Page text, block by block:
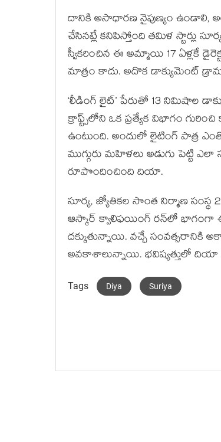
దానికి అసాధారణ నైపుణ్యం ఉండాలి,
చేసినట్లే కనిపిస్తోంది తమిళ స్టార్లు
స్వీకరించిన ఈ అమ్మాయి 17 ఏళ్లకే
మాత్రం కాదు. అదొక డాక్యుమెంట్
‘లీడింగ్ లైట్’ పేరుతో 13 నిమిషాల
క్రాఫ్ట్స్‌లోని ఒక ప్రత్యేక విభాగం
ఉంటుంది. అందులో లైటింగ్ పాత్ర
ముగ్గురు మహిళలు అడుగు పెట్టి
రూపొందించింది దియా.
సూర్య, జ్యోతికల సొంత నిర్మాణ సంస్థ
ఆస్కార్ క్వాలిఫయింగ్ రన్‌లో భాగంగా ఈ
దక్కుతున్నాయి. వచ్చే సంవత్సరానికి
అవకాశాలున్నాయి. భవిష్యత్తులో దియా
Tags Diya Suriya